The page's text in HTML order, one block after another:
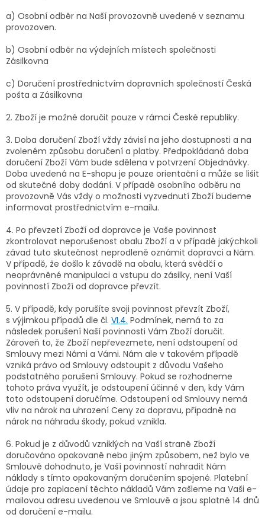
a) Osobní odběr na Naší provozovně uvedené v seznamu
provozoven.
b) Osobní odběr na výdejních místech společnosti
Zásilkovna
c) Doručení prostřednictvím dopravních společností Česká
pošta a Zásilkovna
2. Zboží je možné doručit pouze v rámci České republiky.
3. Doba doručení Zboží vždy závisí na jeho dostupnosti a na
zvoleném způsobu doručení a platby. Předpokládaná doba
doručení Zboží Vám bude sdělena v potvrzení Objednávky.
Doba uvedená na E-shopu je pouze orientační a může se lišit
od skutečné doby dodání. V případě osobního odběru na
provozovně Vás vždy o možnosti vyzvednutí Zboží budeme
informovat prostřednictvím e-mailu.
4. Po převzetí Zboží od dopravce je Vaše povinnost
zkontrolovat neporušenost obalu Zboží a v případě jakýchkoli
závad tuto skutečnost neprodleně oznámit dopravci a Nám.
V případě, že došlo k závadě na obalu, která svědčí o
neoprávněné manipulaci a vstupu do zásilky, není Vaší
povinností Zboží od dopravce převzít.
5. V případě, kdy porušíte svoji povinnost převzít Zboží,
s výjimkou případů dle čl. VI.4. Podmínek, nemá to za
následek porušení Naší povinnosti Vám Zboží doručit.
Zároveň to, že Zboží nepřevezmete, není odstoupení od
Smlouvy mezi Námi a Vámi. Nám ale v takovém případě
vzniká právo od Smlouvy odstoupit z důvodu Vašeho
podstatného porušení Smlouvy. Pokud se rozhodneme
tohoto práva využít, je odstoupení účinné v den, kdy Vám
toto odstoupení doručíme. Odstoupení od Smlouvy nemá
vliv na nárok na uhrazení Ceny za dopravu, případně na
nárok na náhradu škody, pokud vznikla.
6. Pokud je z důvodů vzniklých na Vaší straně Zboží
doručováno opakovaně nebo jiným způsobem, než bylo ve
Smlouvě dohodnuto, je Vaší povinností nahradit Nám
náklady s tímto opakovaným doručením spojené. Platební
údaje pro zaplacení těchto nákladů Vám zašleme na Vaši e-
mailovou adresu uvedenou ve Smlouvě a jsou splatné 14 dnů
od doručení e-mailu.